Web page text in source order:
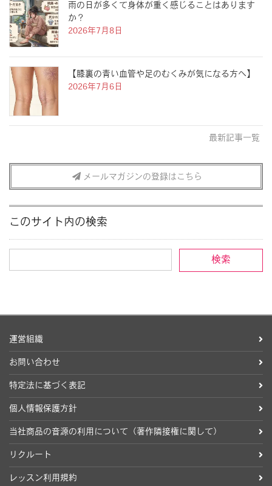
雨の日が多くて身体が重く感じることはあります
か？
2026年7月8日
【膝裏の青い血管や足のむくみが気になる方へ】
2026年7月6日
最新記事一覧
メールマガジンの登録はこちら
このサイト内の検索
運営組織
お問い合わせ
特定法に基づく表記
個人情報保護方針
当社商品の音源の利用について（著作隣接権に関して）
リクルート
レッスン利用規約